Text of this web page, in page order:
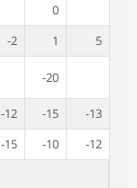
0
-2 1
5
-20
-12 -15
-13
-15 -10
-12